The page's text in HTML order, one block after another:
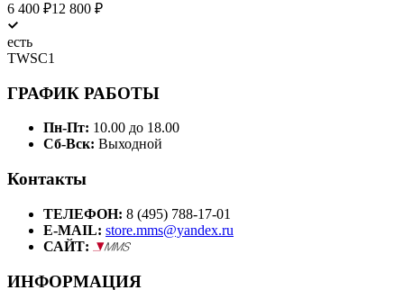
6 400 ₽12 800 ₽
есть
TWSC1
ГРАФИК РАБОТЫ
Пн-Пт: 10.00 до 18.00
Сб-Вск: Выходной
Контакты
ТЕЛЕФОН: 8 (495) 788-17-01
E-MAIL: store.mms@yandex.ru
САЙТ:
ИНФОРМАЦИЯ